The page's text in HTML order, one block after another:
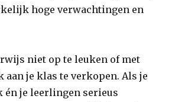
hoge verwachtingen en
niet op te leuken of met
je klas te verkopen. Als je
én je leerlingen serieus